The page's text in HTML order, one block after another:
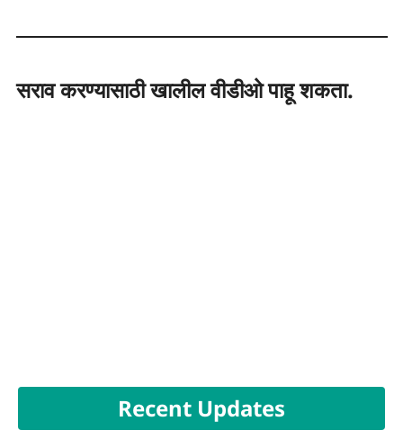
सराव करण्यासाठी खालील वीडीओ पाहू शकता.
Recent Updates